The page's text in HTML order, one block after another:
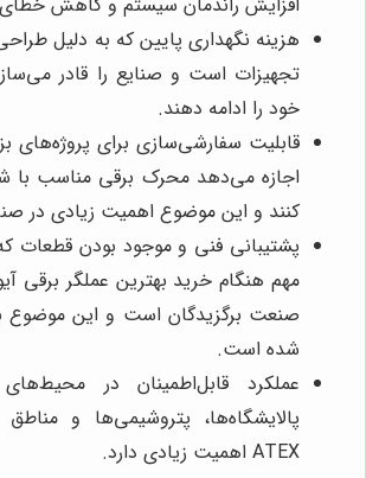
هزینه نگهداری پایین که به دلیل
تجهیزات است و صنایع را قادر
خود را ادامه دهند.
قابلیت سفارشی‌سازی برای پروژه‌های
اجازه می‌دهد محرک برقی مناسب با
کنند و این موضوع اهمیت زیادی در
پشتیبانی فنی و موجود بودن قطعات
مهم هنگام خرید بهترین عملگر برقی
صنعت برگزیدگان است و این موضوع
شده است.
عملکرد قابل‌اطمینان در
پالایشگاه‌ها، پتروشیمی‌ها و مناطق
ATEX اهمیت زیادی دارد.